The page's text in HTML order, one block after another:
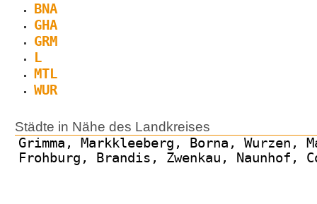
BNA
GHA
GRM
L
MTL
WUR
Städte in Nähe des Landkreises
Grimma, Markkleeberg, Borna, Wurzen,
Frohburg, Brandis, Zwenkau, Naunhof,